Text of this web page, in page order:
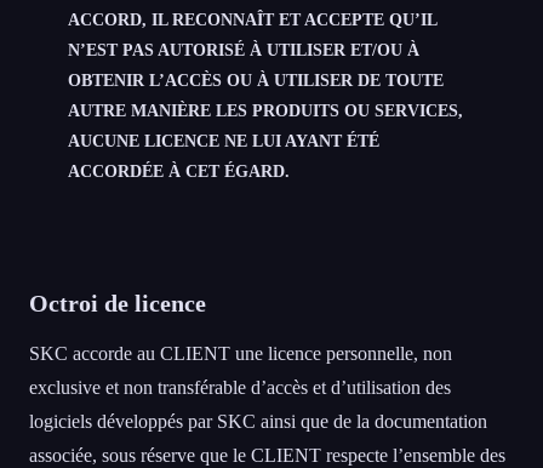
ACCORD, IL RECONNAÎT ET ACCEPTE QU’IL
N’EST PAS AUTORISÉ À UTILISER ET/OU À
OBTENIR L’ACCÈS OU À UTILISER DE TOUTE
AUTRE MANIÈRE LES PRODUITS OU SERVICES,
AUCUNE LICENCE NE LUI AYANT ÉTÉ
ACCORDÉE À CET ÉGARD.
Octroi de licence
SKC accorde au CLIENT une licence personnelle, non
exclusive et non transférable d’accès et d’utilisation des
logiciels développés par SKC ainsi que de la documentation
associée, sous réserve que le CLIENT respecte l’ensemble des